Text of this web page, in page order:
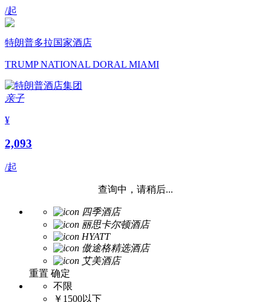
/起
特朗普多拉国家酒店
TRUMP NATIONAL DORAL MIAMI
亲子
¥
2,093
/起
查询中，请稍后...
四季酒店
丽思卡尔顿酒店
HYATT
傲途格精选酒店
艾美酒店
重置 确定
不限
￥1500以下